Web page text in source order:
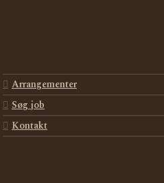
Arrangementer
Søg job
Kontakt